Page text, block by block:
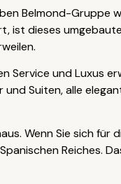
Belmond-Gruppe
ist dieses
Service und Luxus
Suiten, alle
Wenn Sie sich für
Reiches.